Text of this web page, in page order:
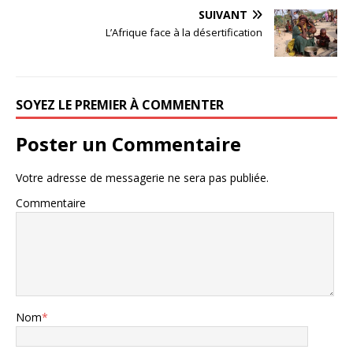
SUIVANT
L’Afrique face à la désertification
SOYEZ LE PREMIER À COMMENTER
Poster un Commentaire
Votre adresse de messagerie ne sera pas publiée.
Commentaire
Nom*